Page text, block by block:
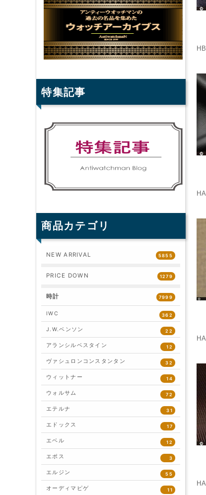
特集記事
商品カテゴリ
NEW ARRIVAL 5855
PRICE DOWN 1279
時計 7999
IWC 362
J.W.ベンソン 22
アランシルベスタイン 12
ヴァシュロンコンスタンタン 32
ウィットナー 14
ウォルサム 72
エテルナ 31
エドックス 17
エベル 12
エポス 3
エルジン 55
オーディマピゲ 11